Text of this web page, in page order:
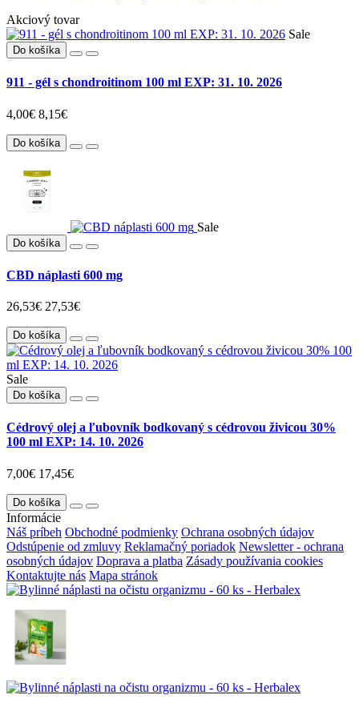
Akciový tovar
Sale
Do košíka
911 - gél s chondroitinom 100 ml EXP: 31. 10. 2026
4,00€ 8,15€
Do košíka
Sale
Do košíka
CBD náplasti 600 mg
26,53€ 27,53€
Do košíka
Sale
Do košíka
Cédrový olej a ľubovník bodkovaný s cédrovou živicou 30%
100 ml EXP: 14. 10. 2026
7,00€ 17,45€
Do košíka
Informácie
Náš príbeh Obchodné podmienky Ochrana osobných údajov
Odstúpenie od zmluvy Reklamačný poriadok Newsletter - ochrana
osobných údajov Doprava a platba Zásady používania cookies
Kontaktujte nás Mapa stránok